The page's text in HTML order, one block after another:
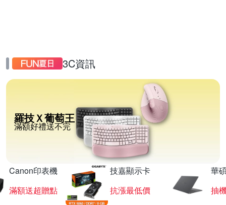
3C資訊
羅技Ｘ葡萄王
滿額好禮送不完
Canon印表機
滿額送超贈點
技嘉顯示卡
抗漲最低價
華
抽